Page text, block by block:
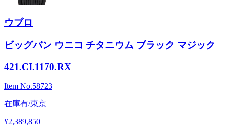
ウブロ
ビッグバン ウニコ チタニウム ブラック マジック
421.CI.1170.RX
Item No.58723
在庫有/東京
¥2,389,850